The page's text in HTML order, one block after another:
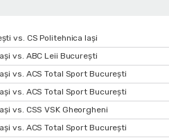
vs. CS Politehnica Iași
vs. ABC Leii București
vs. ACS Total Sport București
vs. ACS Total Sport București
vs. CSS VSK Gheorgheni
vs. ACS Total Sport București